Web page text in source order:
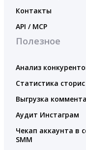
Контакты
API / MCP
Полезное
Анализ
Статистика
Выгрузка
Аудит Инстаграм
Чекап аккаунта в
SMM